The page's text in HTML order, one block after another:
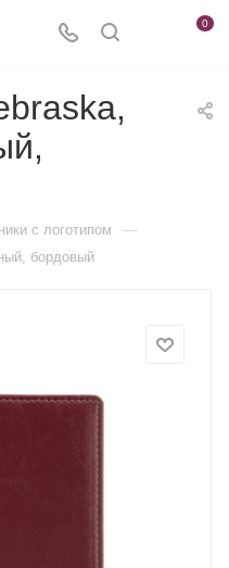
0
c логотипом —
бордовый